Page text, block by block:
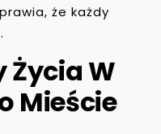
że każdy
Życia W
Mieście